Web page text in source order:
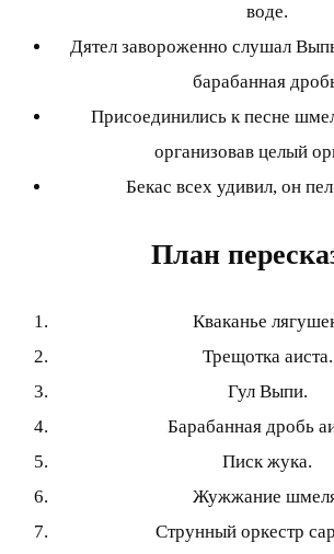
воде.
Дятел завороженно слушал
барабанная
Присоединились к песне
организовав целый
Бекас всех удивил, он
План
Кваканье
Трещотка аиста.
Гул Выпи.
Барабанная дробь
Писк жука.
Жужжание
Струнный оркестр